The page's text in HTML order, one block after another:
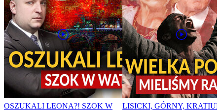
OSZUKALI LEONA?! SZOK W
LISICKI, GÓRNY,